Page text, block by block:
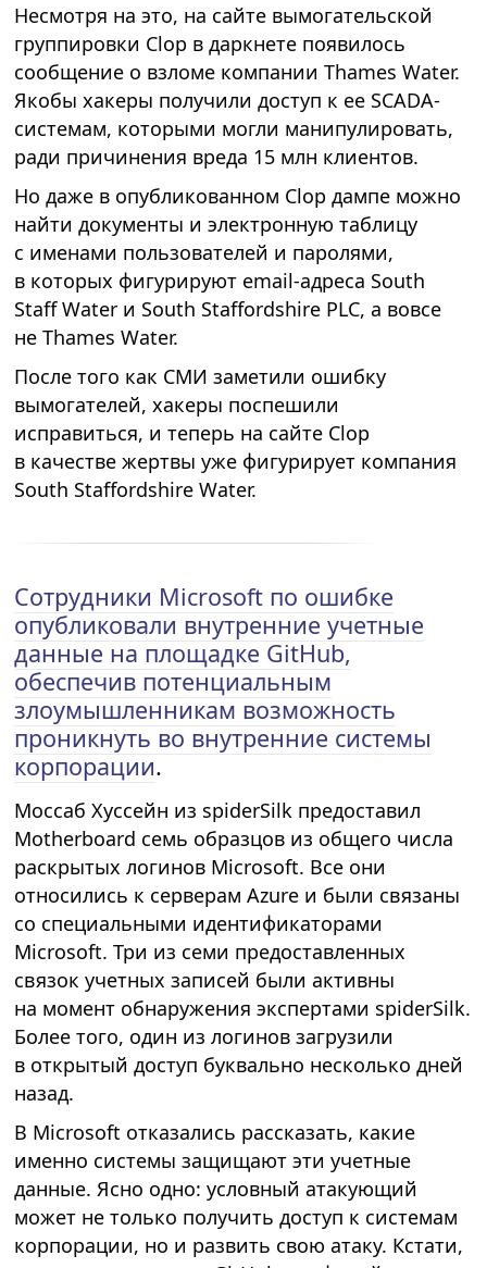
Несмотря на это, на сайте вымогательской
группировки Clop в даркнете появилось
сообщение о взломе компании Thames Water.
Якобы хакеры получили доступ к ее SCADA-
системам, которыми могли манипулировать,
ради причинения вреда 15 млн клиентов.
Но даже в опубликованном Clop дампе можно
найти документы и электронную таблицу
с именами пользователей и паролями,
в которых фигурируют email-адреса South
Staff Water и South Staffordshire PLC, а вовсе
не Thames Water.
После того как СМИ заметили ошибку
вымогателей, хакеры поспешили
исправиться, и теперь на сайте Clop
в качестве жертвы уже фигурирует компания
South Staffordshire Water.
Сотрудники Microsoft по ошибке
опубликовали внутренние учетные
данные на площадке GitHub,
обеспечив потенциальным
злоумышленникам возможность
проникнуть во внутренние системы
корпорации.
Моссаб Хуссейн из spiderSilk предоставил
Motherboard семь образцов из общего числа
раскрытых логинов Microsoft. Все они
относились к серверам Azure и были связаны
со специальными идентификаторами
Microsoft. Три из семи предоставленных
связок учетных записей были активны
на момент обнаружения экспертами spiderSilk.
Более того, один из логинов загрузили
в открытый доступ буквально несколько дней
назад.
В Microsoft отказались рассказать, какие
именно системы защищают эти учетные
данные. Ясно одно: условный атакующий
может не только получить доступ к системам
корпорации, но и развить свою атаку. Кстати,